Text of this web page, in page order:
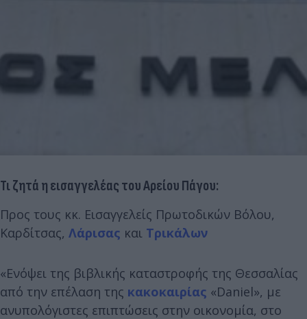
Τι ζητά η εισαγγελέας του Αρείου Πάγου:
Προς τους κκ. Εισαγγελείς Πρωτοδικών Βόλου,
Καρδίτσας, Λάρισας και Τρικάλων
«Ενόψει της βιβλικής καταστροφής της Θεσσαλίας
από την επέλαση της κακοκαιρίας «Daniel», με
ανυπολόγιστες επιπτώσεις στην οικονομία, στο